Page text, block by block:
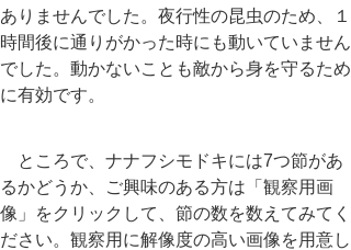
ありませんでした。夜行性の昆虫のため、１
時間後に通りがかった時にも動いていません
でした。動かないことも敵から身を守るため
に有効です。
ところで、ナナフシモドキには7つ節があ
るかどうか、ご興味のある方は「観察用画
像」をクリックして、節の数を数えてみてく
ださい。観察用に解像度の高い画像を用意し